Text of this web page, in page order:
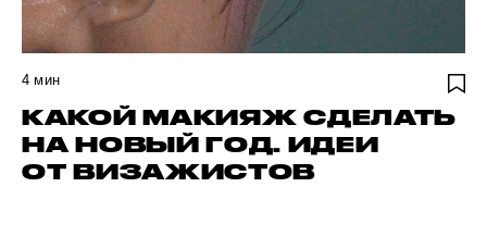
4 мин
КАКОЙ МАКИЯЖ СДЕЛАТЬ
НА НОВЫЙ ГОД. ИДЕИ
ОТ ВИЗАЖИСТОВ